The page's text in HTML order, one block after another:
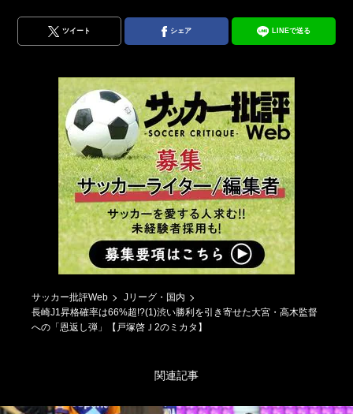
ツイート シェア LINEで送る
サッカー批評Web
Jリーグ・国内
長崎J1昇格確率は66%超!?(1)渋い勝利を引き寄せた大宮・高木監督
への「恩返し弾」【戸塚啓Ｊ2のミカタ】
関連記事